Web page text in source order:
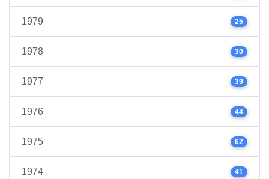
1979 25
1978 30
1977 39
1976 44
1975 62
1974 41